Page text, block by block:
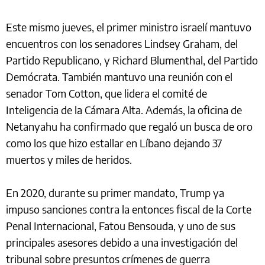
Este mismo jueves, el primer ministro israelí mantuvo
encuentros con los senadores Lindsey Graham, del
Partido Republicano, y Richard Blumenthal, del Partido
Demócrata. También mantuvo una reunión con el
senador Tom Cotton, que lidera el comité de
Inteligencia de la Cámara Alta. Además, la oficina de
Netanyahu ha confirmado que regaló un busca de oro
como los que hizo estallar en Líbano dejando 37
muertos y miles de heridos.
En 2020, durante su primer mandato, Trump ya
impuso sanciones contra la entonces fiscal de la Corte
Penal Internacional, Fatou Bensouda, y uno de sus
principales asesores debido a una investigación del
tribunal sobre presuntos crímenes de guerra